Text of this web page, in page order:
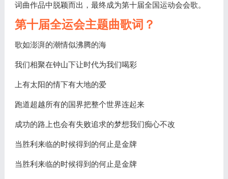
词曲作品中脱颖而出，最终成为第十届全国运动会会歌。
第十届全运会主题曲歌词？
歌如澎湃的潮情似沸腾的海
我们相聚在钟山下让时代为我们喝彩
上有太阳的情下有大地的爱
跑道超越所有的国界把整个世界连起来
成功的路上也会有失败追求的梦想我们痴心不改
当胜利来临的时候得到的何止是金牌
当胜利来临的时候得到的何止是金牌